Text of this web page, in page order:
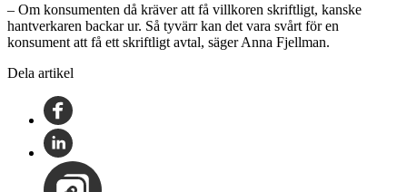
– Om konsumenten då kräver att få villkoren skriftligt, kanske
hantverkaren backar ur. Så tyvärr kan det vara svårt för en
konsument att få ett skriftligt avtal, säger Anna Fjellman.
Dela artikel